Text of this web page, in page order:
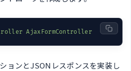
AjaxFormController
ョンとJSONレスポンスを実装し